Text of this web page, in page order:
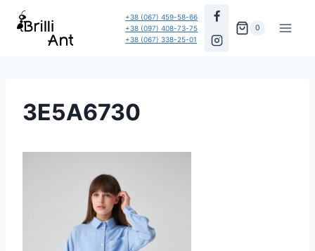
Перейти
+38 (067) 459-58-66
+38 (097) 408-73-75
+38 (067) 338-25-01
0
3E5A6730